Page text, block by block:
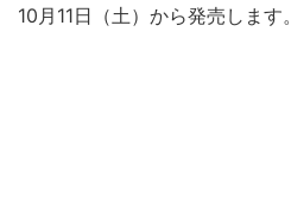
10月11日（土）から発売します。